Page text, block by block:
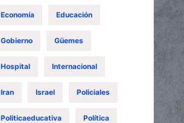
Economía Educación
Gobierno Güemes
Hospital Internacional
Iran Israel Policiales
Politicaeducativa Política